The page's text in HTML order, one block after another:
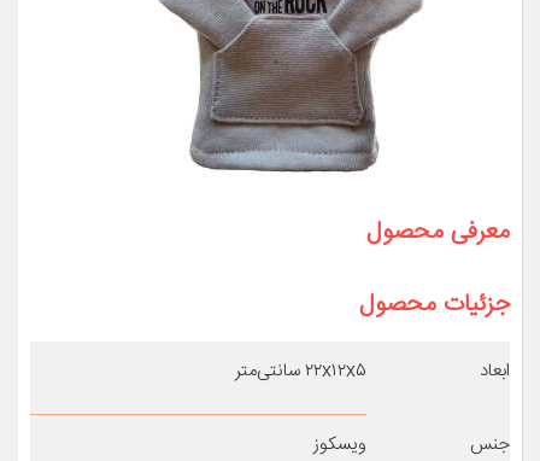
معرفی محصول
جزئیات محصول
ابعاد ۲۲x۱۲x۵ سانتی‌متر
جنس ویسکوز